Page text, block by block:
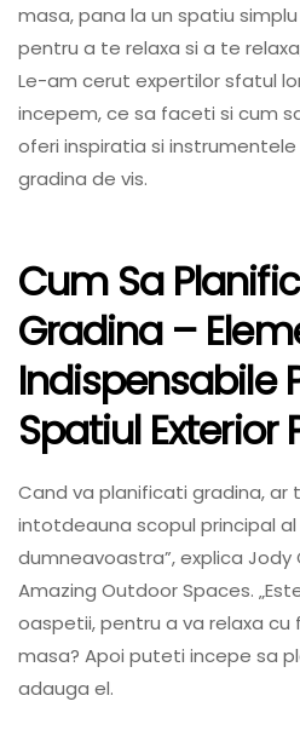
masa, pana la un spatiu
pentru a te relaxa si a te
Le-am cerut expertilor sfatul
incepem, ce sa faceti si cum
oferi inspiratia si
gradina de vis.
Cum Sa
Gradina –
Indispensabile
Spatiul Exterior
Cand va planificati gradina, ar
intotdeauna scopul principal al
dumneavoastra”, explica
Amazing Outdoor Spaces.
oaspetii, pentru a va relaxa cu
masa? Apoi puteti incepe sa
adauga el.